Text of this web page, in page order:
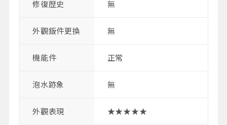
修復歴史 無
外觀鈑件更換 無
機能件 正常
泡水跡象 無
外觀表現 ★★★★★